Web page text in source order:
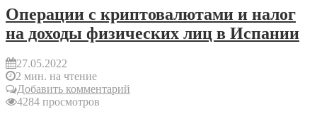
Операции с криптовалютами и налог
на доходы физических лиц в Испании
27.05.2022
2 мин. на чтение
Добавить комментарий
4284 просмотров